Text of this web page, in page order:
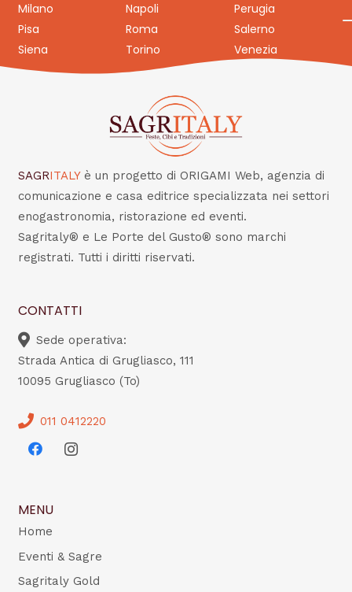
Milano
Napoli
Perugia
Pisa
Roma
Salerno
Siena
Torino Venezia
SAGRITALY è un progetto di ORIGAMI Web, agenzia di
comunicazione e casa editrice specializzata nei settori
enogastronomia, ristorazione ed eventi.
Sagritaly® e Le Porte del Gusto® sono marchi
registrati. Tutti i diritti riservati.
CONTATTI
Sede operativa:
Strada Antica di Grugliasco, 111
10095 Grugliasco (To)
011 0412220
MENU
Home
Eventi & Sagre
Sagritaly Gold